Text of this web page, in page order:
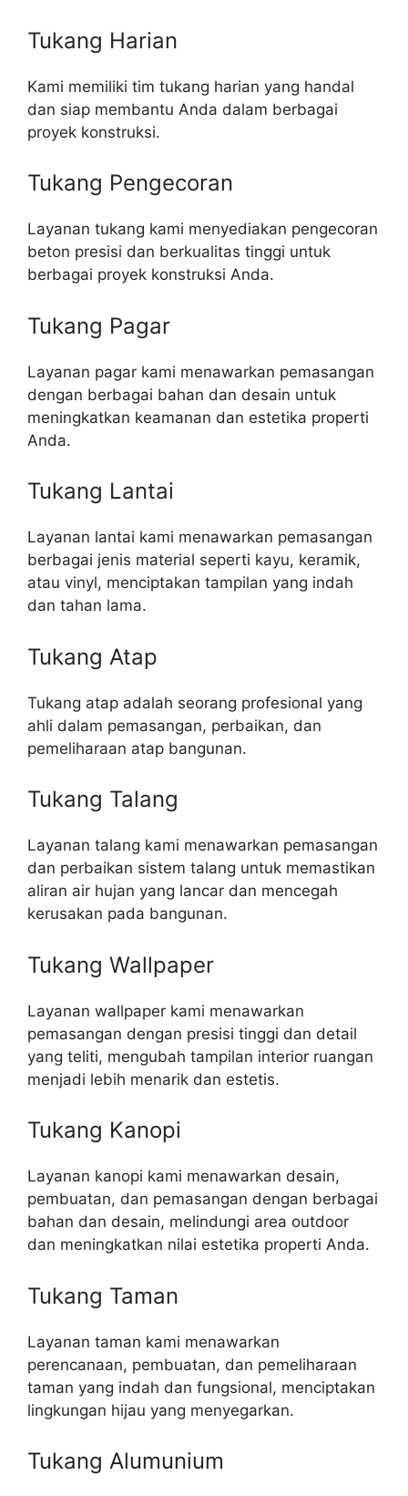
Tukang Harian
Kami memiliki tim tukang harian yang handal
dan siap membantu Anda dalam berbagai
proyek konstruksi.
Tukang Pengecoran
Layanan tukang kami menyediakan pengecoran
beton presisi dan berkualitas tinggi untuk
berbagai proyek konstruksi Anda.
Tukang Pagar
Layanan pagar kami menawarkan pemasangan
dengan berbagai bahan dan desain untuk
meningkatkan keamanan dan estetika properti
Anda.
Tukang Lantai
Layanan lantai kami menawarkan pemasangan
berbagai jenis material seperti kayu, keramik,
atau vinyl, menciptakan tampilan yang indah
dan tahan lama.
Tukang Atap
Tukang atap adalah seorang profesional yang
ahli dalam pemasangan, perbaikan, dan
pemeliharaan atap bangunan.
Tukang Talang
Layanan talang kami menawarkan pemasangan
dan perbaikan sistem talang untuk memastikan
aliran air hujan yang lancar dan mencegah
kerusakan pada bangunan.
Tukang Wallpaper
Layanan wallpaper kami menawarkan
pemasangan dengan presisi tinggi dan detail
yang teliti, mengubah tampilan interior ruangan
menjadi lebih menarik dan estetis.
Tukang Kanopi
Layanan kanopi kami menawarkan desain,
pembuatan, dan pemasangan dengan berbagai
bahan dan desain, melindungi area outdoor
dan meningkatkan nilai estetika properti Anda.
Tukang Taman
Layanan taman kami menawarkan
perencanaan, pembuatan, dan pemeliharaan
taman yang indah dan fungsional, menciptakan
lingkungan hijau yang menyegarkan.
Tukang Alumunium